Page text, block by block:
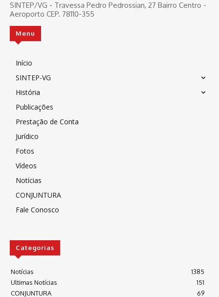
SINTEP/VG - Travessa Pedro Pedrossian, 27 Bairro Centro -
Aeroporto CEP. 78110-355
Menu
Início
SINTEP-VG
História
Publicações
Prestação de Conta
Jurídico
Fotos
Vídeos
Notícias
CONJUNTURA
Fale Conosco
Categorias
Notícias
1385
Ultimas Notícias
151
CONJUNTURA
69